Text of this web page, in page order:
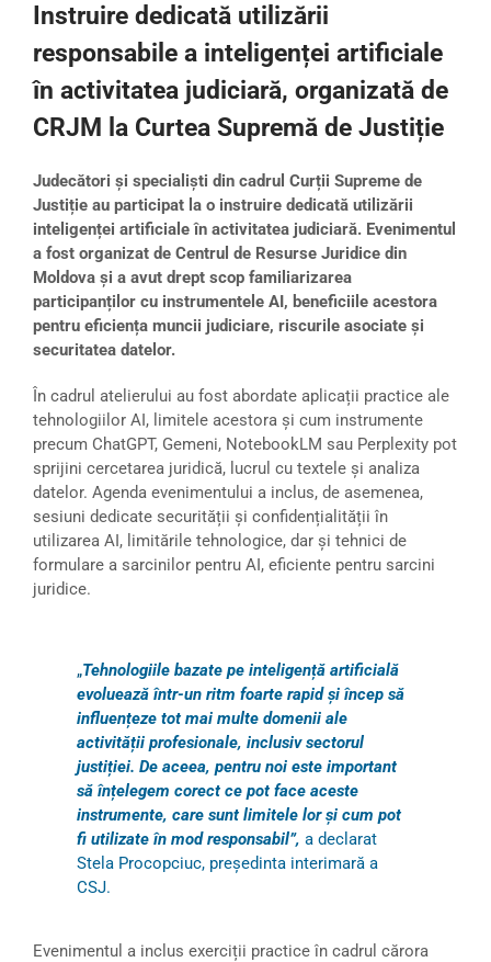
Instruire dedicată utilizării
responsabile a inteligenței artificiale
în activitatea judiciară, organizată de
CRJM la Curtea Supremă de Justiție
Judecători și specialiști din cadrul Curții Supreme de
Justiție au participat la o instruire dedicată utilizării
inteligenței artificiale în activitatea judiciară. Evenimentul
a fost organizat de Centrul de Resurse Juridice din
Moldova și a avut drept scop familiarizarea
participanților cu instrumentele AI, beneficiile acestora
pentru eficiența muncii judiciare, riscurile asociate și
securitatea datelor.
În cadrul atelierului au fost abordate aplicații practice ale
tehnologiilor AI, limitele acestora și cum instrumente
precum ChatGPT, Gemeni, NotebookLM sau Perplexity pot
sprijini cercetarea juridică, lucrul cu textele și analiza
datelor. Agenda evenimentului a inclus, de asemenea,
sesiuni dedicate securității și confidențialității în
utilizarea AI, limitările tehnologice, dar și tehnici de
formulare a sarcinilor pentru AI, eficiente pentru sarcini
juridice.
„Tehnologiile bazate pe inteligență artificială
evoluează într-un ritm foarte rapid și încep să
influențeze tot mai multe domenii ale
activității profesionale, inclusiv sectorul
justiției. De aceea, pentru noi este important
să înțelegem corect ce pot face aceste
instrumente, care sunt limitele lor și cum pot
fi utilizate în mod responsabil”, a declarat
Stela Procopciuc, președinta interimară a
CSJ.
Evenimentul a inclus exerciții practice în cadrul cărora